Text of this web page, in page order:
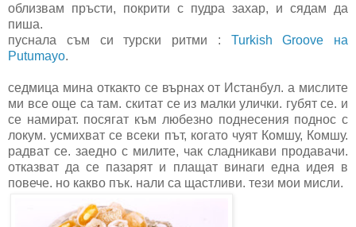
облизвам пръсти, покрити с пудра захар, и сядам да
пиша.
пуснала съм си турски ритми : Turkish Groove на
Putumayo.
седмица мина откакто се върнах от Истанбул. а мислите
ми все още са там. скитат се из малки улички. губят се. и
се намират. посягат към любезно поднесения поднос с
локум. усмихват се всеки път, когато чуят Комшу, Комшу.
радват се. заедно с милите, чак сладникави продавачи.
отказват да се пазарят и плащат винаги една идея в
повече. но какво пък. нали са щастливи. тези мои мисли.